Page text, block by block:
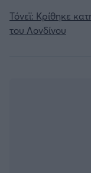
Τόνεϊ: Κρίθηκε
του Λονδίνου